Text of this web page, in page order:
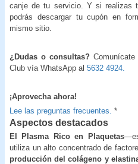
canje de tu servicio. Y si realizas
podrás descargar tu cupón en
mismo sitio.
¿Dudas o consultas?
Club vía WhatsApp al 5632 4924.
¡Aprovecha ahora!
Lee las preguntas frecuentes. *
Aspectos destacados
El Plasma Rico en Plaquetas
utiliza un alto concentrado de
producción del colágeno y